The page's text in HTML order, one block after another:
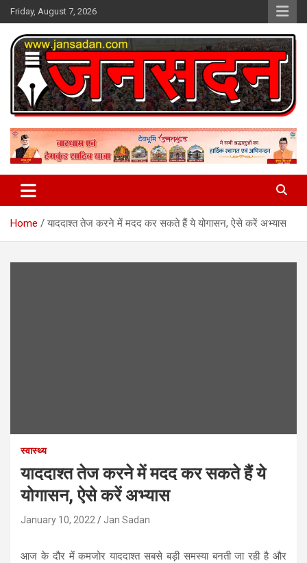
Skip
to
content
Friday, August 7, 2026
Jan Sadan
Home याददाश्त तेज करने में मदद कर सकते हैं ये योगासन, ऐसे करें अभ्यास
स्वास्थ्य
याददाश्त तेज करने में मदद कर सकते हैं ये
योगासन, ऐसे करें अभ्यास
January 10, 2022 Jan Sadan
आज के दौर में कमजोर याददाश्त सबसे बड़ी समस्या बनती जा रही है और